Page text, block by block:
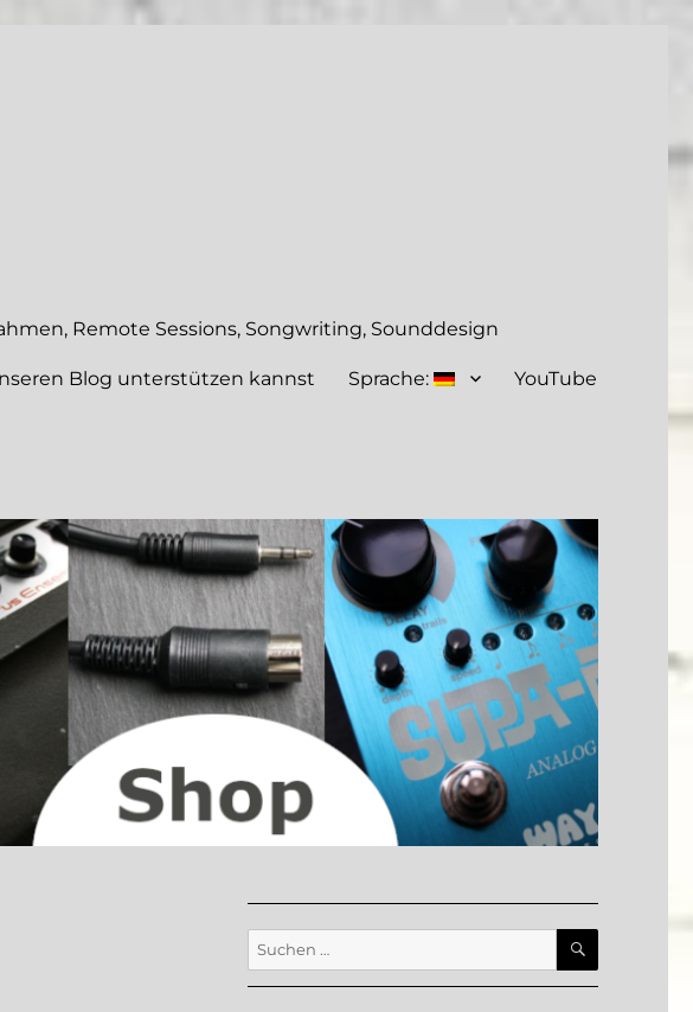
Remote Sessions, Songwriting, Sounddesign
Blog unterstützen kannst Sprache: YouTube
Suche
nach:
SUCHEN